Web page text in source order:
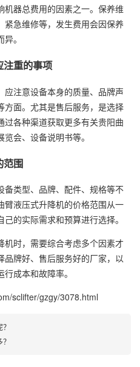
机器总费用的因素之一。保养维
急维修等，发生费用会因保养
。
注重的事项
注意设备本身的质量、品牌声
方面。尤其是售后服务，是选择
过各种渠道获取更多有关贵阳曲
会、设备说明书等。
范围
备类型、品牌、配件、规格等不
臂液压式升降机的价格范围从一
的实际需求和预算进行选择。
机时，需要综合考虑多个因素才
品牌好、售后服务好的厂家，以
成本和故障率。
sclifter/gzgy/3078.html